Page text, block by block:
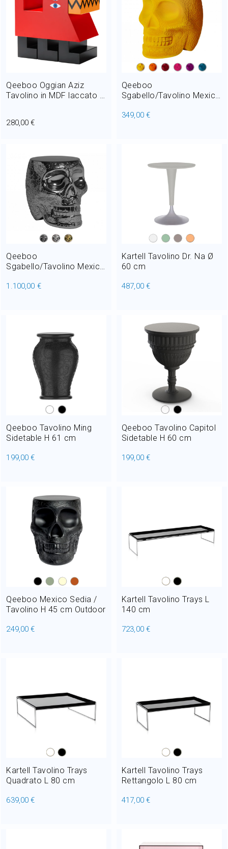
Qeeboo Oggian Aziz
Tavolino in MDF laccato H
280,00 €
Qeeboo
Sgabello/Tavolino Mexico
349,00 €
Qeeboo
Sgabello/Tavolino Mexico
1.100,00 €
Kartell Tavolino Dr. Na Ø
60 cm
487,00 €
Qeeboo Tavolino Ming
Sidetable H 61 cm
199,00 €
Qeeboo Tavolino Capitol
Sidetable H 60 cm
199,00 €
Qeeboo Mexico Sedia /
Tavolino H 45 cm Outdoor
249,00 €
Kartell Tavolino Trays L
140 cm
723,00 €
Kartell Tavolino Trays
Quadrato L 80 cm
639,00 €
Kartell Tavolino Trays
Rettangolo L 80 cm
417,00 €